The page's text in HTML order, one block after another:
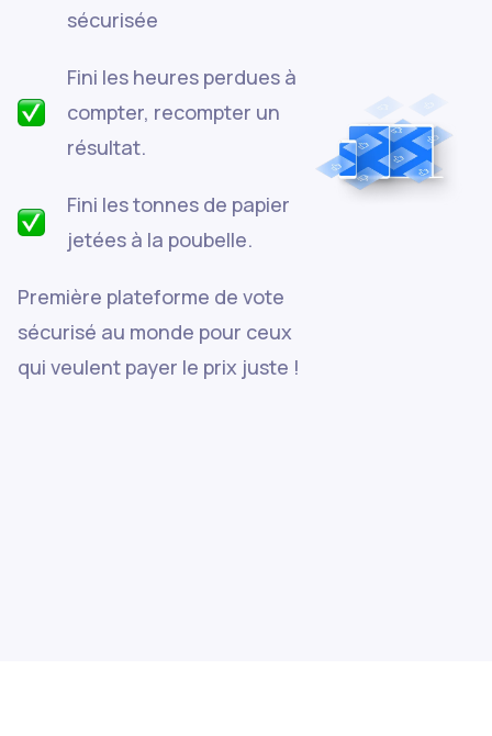
sécurisée
Fini les heures perdues à
compter, recompter un
résultat.
Fini les tonnes de papier
jetées à la poubelle.
Première plateforme de vote
sécurisé au monde pour ceux
qui veulent payer le prix juste !